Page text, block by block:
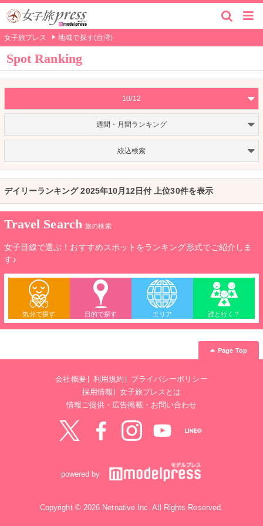
女子旅プレス 地域で探す(台湾)
Spot Ranking
10/12
週間・月間ランキング
絞込検索
デイリーランキング 2025年10月12日付 上位30件を表示
Travel Search 旅の検索
女子目線で選ぶ！おすすめスポットをランキング形式でご紹介しま
す♪
気分で探す 目的で探す エリア 誰と行く？
Page Top
会社概要 利用規約
プライバシーポリシー
採用情報
女子旅プレスとは
情報ご提供・広告掲載・お問い合わせ
powered by
Copyright © 2026 Netnative Inc. All Rights Reserved.